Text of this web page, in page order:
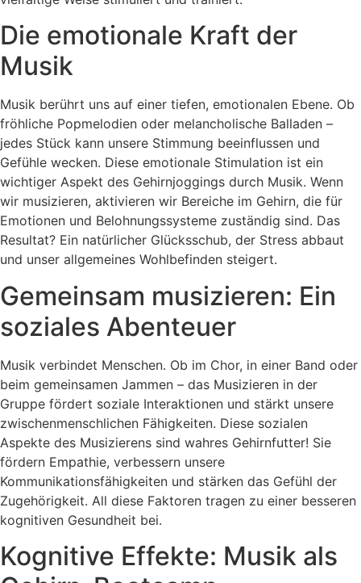
Die emotionale Kraft der
Musik
Musik berührt uns auf einer tiefen, emotionalen Ebene. Ob
fröhliche Popmelodien oder melancholische Balladen –
jedes Stück kann unsere Stimmung beeinflussen und
Gefühle wecken. Diese emotionale Stimulation ist ein
wichtiger Aspekt des Gehirnjoggings durch Musik. Wenn
wir musizieren, aktivieren wir Bereiche im Gehirn, die für
Emotionen und Belohnungssysteme zuständig sind. Das
Resultat? Ein natürlicher Glücksschub, der Stress abbaut
und unser allgemeines Wohlbefinden steigert.
Gemeinsam musizieren: Ein
soziales Abenteuer
Musik verbindet Menschen. Ob im Chor, in einer Band oder
beim gemeinsamen Jammen – das Musizieren in der
Gruppe fördert soziale Interaktionen und stärkt unsere
zwischenmenschlichen Fähigkeiten. Diese sozialen
Aspekte des Musizierens sind wahres Gehirnfutter! Sie
fördern Empathie, verbessern unsere
Kommunikationsfähigkeiten und stärken das Gefühl der
Zugehörigkeit. All diese Faktoren tragen zu einer besseren
kognitiven Gesundheit bei.
Kognitive Effekte: Musik als